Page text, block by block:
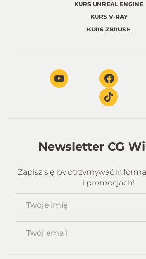
KURS UNREAL ENGINE
KURS V-RAY
KURS ZBRUSH
Newsletter CG
Zapisz się by otrzymywać informacje o
i promocjach!
imię
email